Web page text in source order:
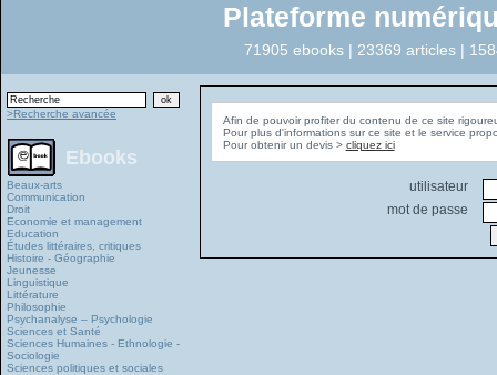
Plateforme
71905 ebooks | 23369 articles |
>Recherche avancée
Ebooks
Beaux-arts
Communication
Droit
Economie et management
Education
Études littéraires, critiques
Histoire - Géographie
Jeunesse
Linguistique
Littérature
Philosophie
Psychanalyse – Psychologie
Sciences et Santé
Sciences Humaines - Ethnologie -
Sociologie
Sciences politiques et sociales
Afin de pouvoir profiter du contenu de ce site
Pour plus d'informations sur ce site et le service
Pour obtenir un devis > cliquez ici
utilisateur
mot de passe